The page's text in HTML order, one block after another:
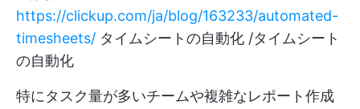
https://clickup.com/ja/blog/163233/automated-
timesheets/ タイムシートの自動化 /タイムシート
の自動化
特にタスク量が多いチームや複雑なレポート作成